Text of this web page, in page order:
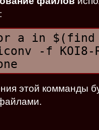
a in $(find
-f
этой комманды